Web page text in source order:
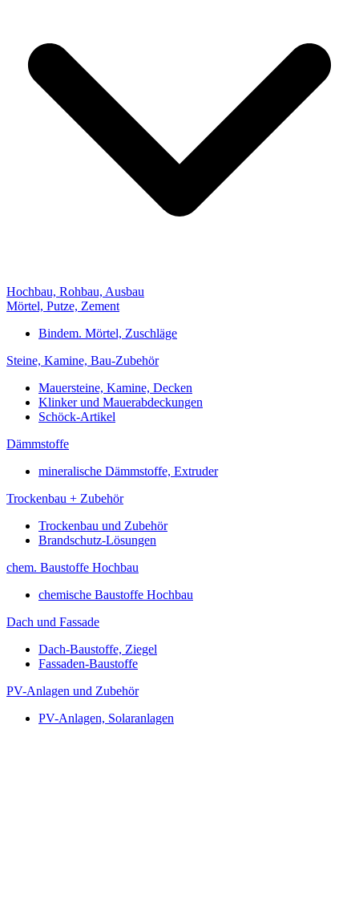
Hochbau, Rohbau, Ausbau
Mörtel, Putze, Zement
Bindem. Mörtel, Zuschläge
Steine, Kamine, Bau-Zubehör
Mauersteine, Kamine, Decken
Klinker und Mauerabdeckungen
Schöck-Artikel
Dämmstoffe
mineralische Dämmstoffe, Extruder
Trockenbau + Zubehör
Trockenbau und Zubehör
Brandschutz-Lösungen
chem. Baustoffe Hochbau
chemische Baustoffe Hochbau
Dach und Fassade
Dach-Baustoffe, Ziegel
Fassaden-Baustoffe
PV-Anlagen und Zubehör
PV-Anlagen, Solaranlagen